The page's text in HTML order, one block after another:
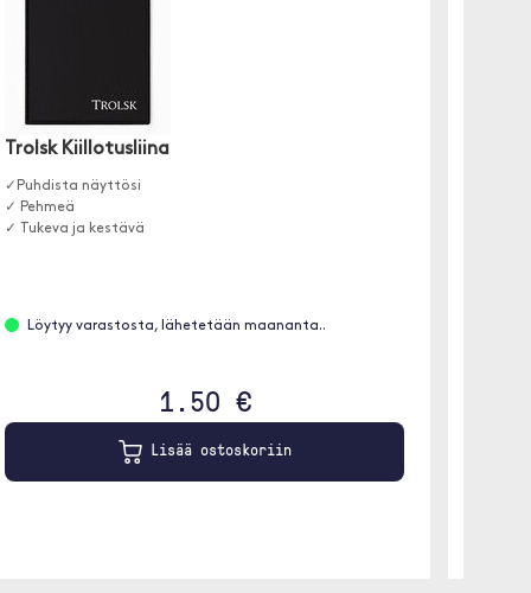
Trolsk Kiillotusliina
✓Puhdista näyttösi
✓ Pehmeä
✓ Tukeva ja kestävä
Löytyy varastosta, lähetetään maananta..
1.50 €
Lisää ostoskoriin